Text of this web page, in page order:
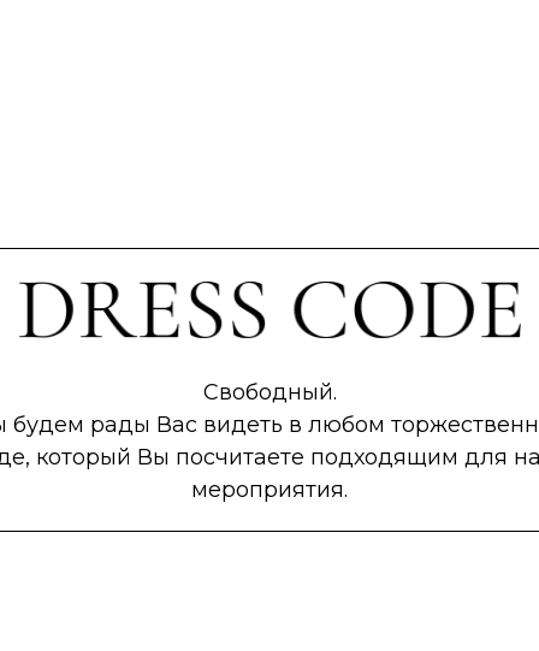
Свободный.
будем рады Вас видеть в любом
который Вы посчитаете подходящим для
мероприятия.